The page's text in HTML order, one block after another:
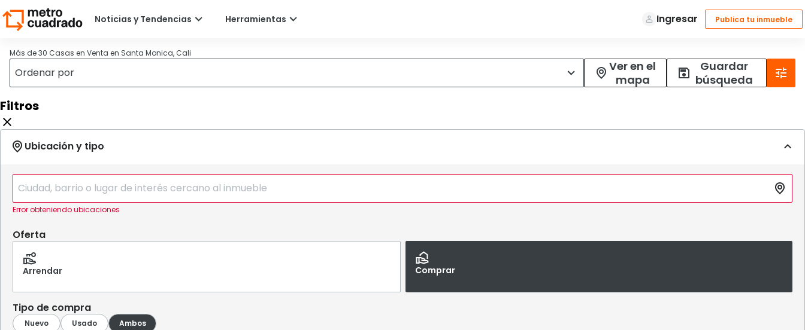
Más de 30 Casas en Venta en Santa Monica, Cali
Ver en el
mapa
Guardar
búsqueda
Filtros
Error obteniendo ubicaciones
Oferta
Arrendar Comprar
Tipo de compra